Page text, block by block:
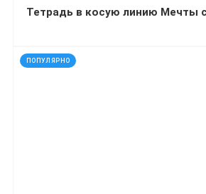
ПОПУЛЯРНО
код: 7437